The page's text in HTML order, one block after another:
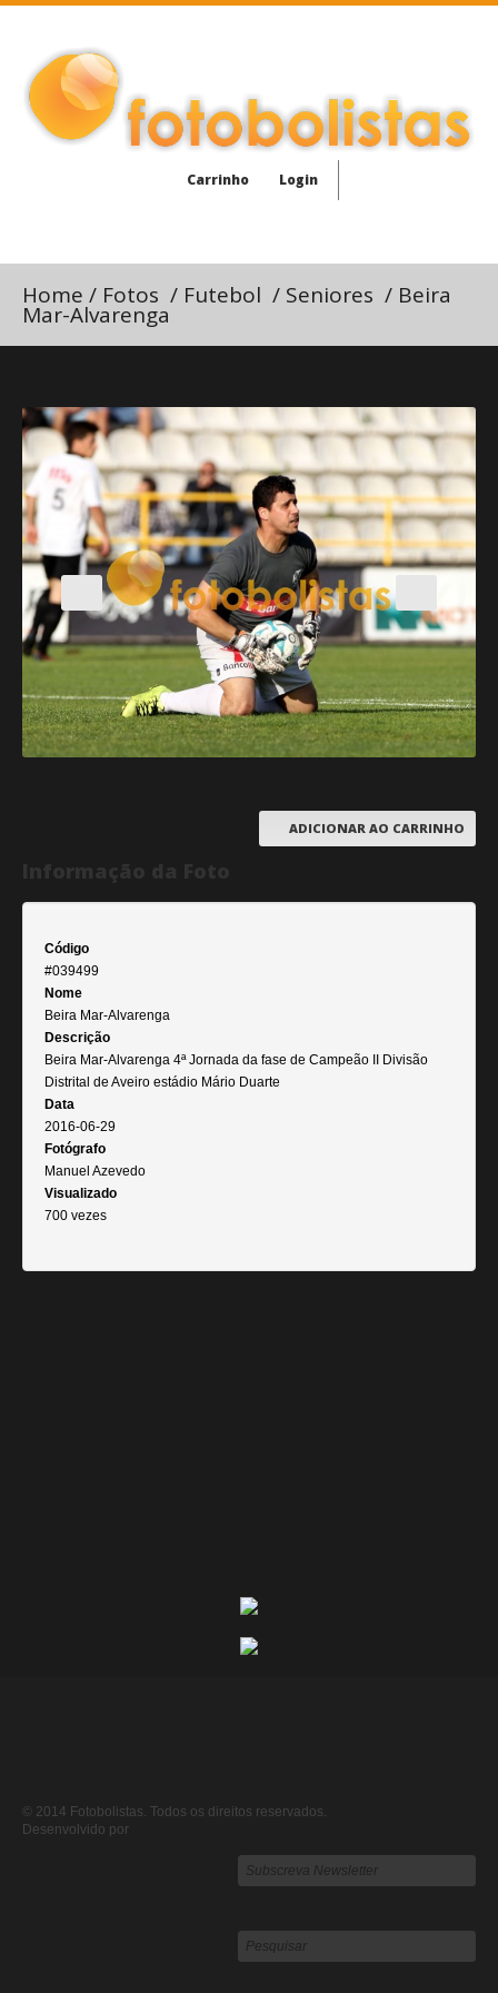
Carrinho Login
Home / Fotos / Futebol / Seniores / Beira
Mar-Alvarenga
ADICIONAR AO CARRINHO
Código
#039499
Nome
Beira Mar-Alvarenga
Descrição
Beira Mar-Alvarenga 4ª Jornada da fase de Campeão II Divisão
Distrital de Aveiro estádio Mário Duarte
Data
2016-06-29
Fotógrafo
Manuel Azevedo
Visualizado
700 vezes
© 2014 Fotobolistas. Todos os direitos reservados.
Desenvolvido por